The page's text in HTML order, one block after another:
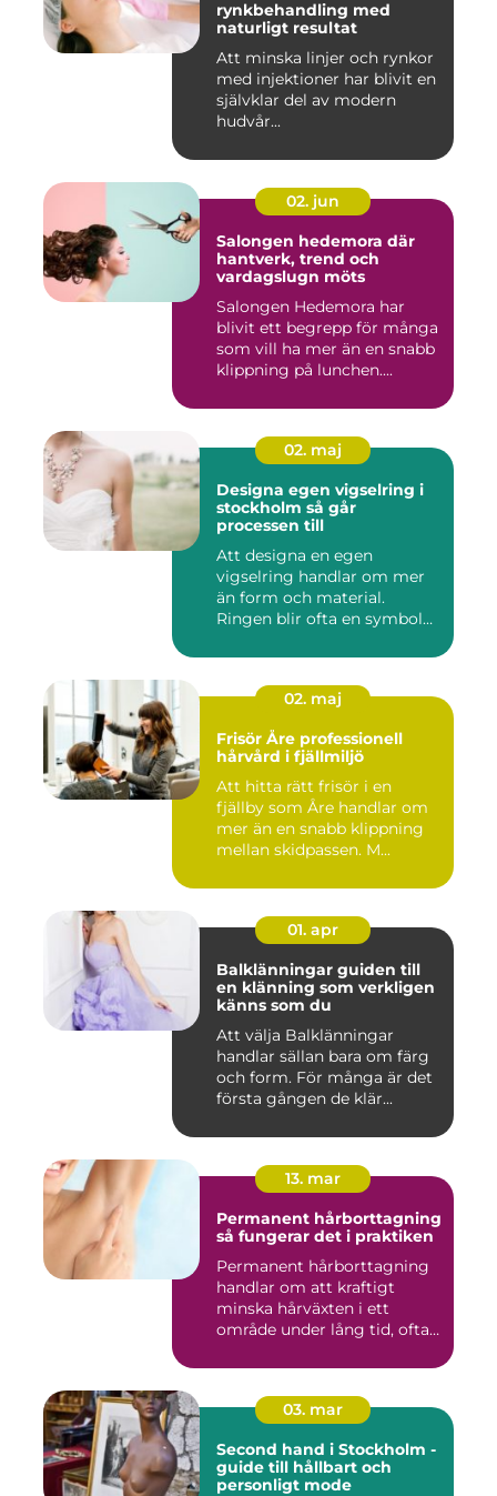
rynkbehandling med
naturligt resultat
Att minska linjer och rynkor
med injektioner har blivit en
självklar del av modern
hudvår...
02. jun
Salongen hedemora där
hantverk, trend och
vardagslugn möts
Salongen Hedemora har
blivit ett begrepp för många
som vill ha mer än en snabb
klippning på lunchen....
02. maj
Designa egen vigselring i
stockholm så går
processen till
Att designa en egen
vigselring handlar om mer
än form och material.
Ringen blir ofta en symbol
02. maj
Frisör Åre professionell
hårvård i fjällmiljö
Att hitta rätt frisör i en
fjällby som Åre handlar om
mer än en snabb klippning
mellan skidpassen. M...
01. apr
Balklänningar guiden till
en klänning som verkligen
känns som du
Att välja Balklänningar
handlar sällan bara om färg
och form. För många är det
första gången de klär...
13. mar
Permanent hårborttagning
så fungerar det i praktiken
Permanent hårborttagning
handlar om att kraftigt
minska hårväxten i ett
område under lång tid, ofta
03. mar
Second hand i Stockholm -
guide till hållbart och
personligt mode